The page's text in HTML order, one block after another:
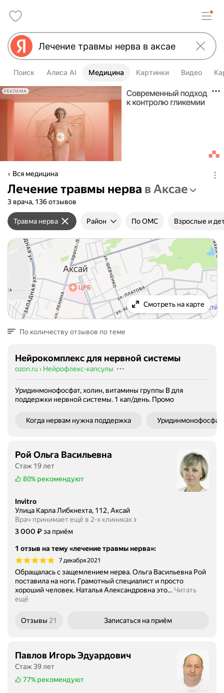
Поиск Алиса AI Медицина Картинки Видео
РЕКЛАМА
Вся медицина
Лечение травмы нерва в Аксае
3 врача, 136 отзывов
Травма нерва Район По ОМС Взрослые и
Смотреть на карте
По количеству отзывов по теме
Нейрокомплекс для нервной системы
ozon.ru › Нейрофлекс-капсулы
Уридинмонофосфат, холин, витамины группы В для
поддержки нервной системы. 1 кап/день. Промо
Когда нервам нужна поддержка Уридинмонофосфат
Рой Ольга Васильевна
Стаж 19 лет
80% рекомендуют
Invitro
Улица Карла Либкнехта, 112, Аксай
Врач принимает ещё в 2-х клиниках
Цена
3000
3 000 ₽за приём
1 отзыв на тему «лечение травмы нерва»:
7 декабря 2021
Обращалась с защемлением нерва. Ольга Васильевна Рой
поставила на ноги. Грамотный специалист и просто
хороший человек. Наталья Александровна это… Читать
ещё
Отзывы 21 Записаться на приём
Павлов Игорь Эдуардович
Стаж 39 лет
77% рекомендуют